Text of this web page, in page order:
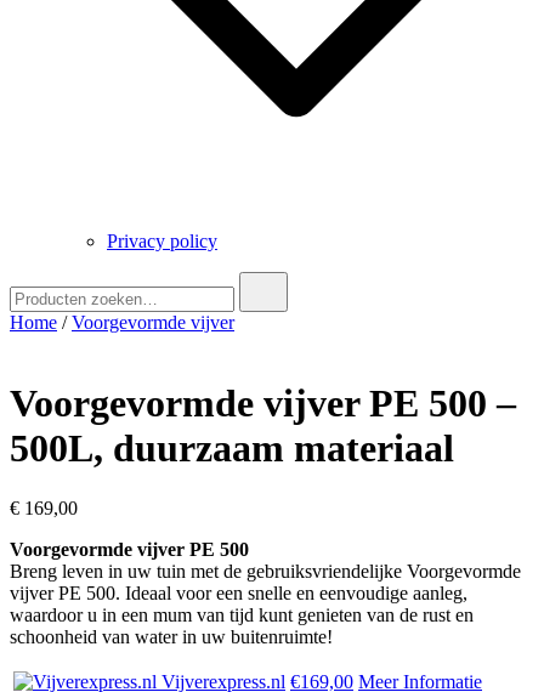
Privacy policy
naar:
Home /Voorgevormde vijver
Voorgevormde vijver PE 500 –
500L, duurzaam materiaal
€ 169,00
Voorgevormde vijver PE 500
Breng leven in uw tuin met de gebruiksvriendelijke Voorgevormde
vijver PE 500. Ideaal voor een snelle en eenvoudige aanleg,
waardoor u in een mum van tijd kunt genieten van de rust en
schoonheid van water in uw buitenruimte!
Vijverexpress.nl €169,00 Meer Informatie